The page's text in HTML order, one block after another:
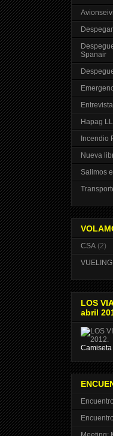
Spanair
Hapag
Incendio
Nueva
Salimos
CSA (2)
VUELING
LOS
abril
Meeting: